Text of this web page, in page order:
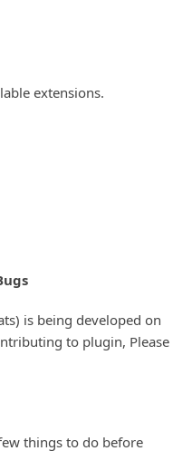
extensions.
is being developed on
to plugin, Please
things to do before